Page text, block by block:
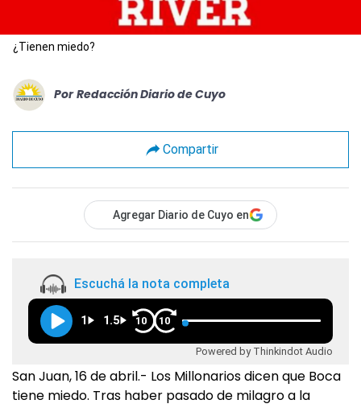
¿Tienen miedo?
Por Redacción Diario de Cuyo
Compartir
Agregar Diario de Cuyo en
Escuchá la nota completa
1 1.5 10 10
Powered by Thinkindot Audio
San Juan, 16 de abril.- Los Millonarios dicen que Boca
tiene miedo. Tras haber pasado de milagro a la